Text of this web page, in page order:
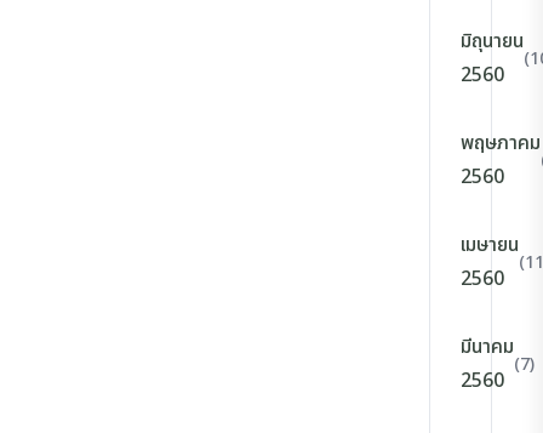
มิถุนายน
2560
พฤษภาคม
2560
เมษายน
2560
มีนาคม
2560
(7)